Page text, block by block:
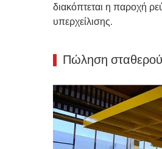
διακόπτεται η παροχή
υπερχείλισης.
Πώληση σταθερού